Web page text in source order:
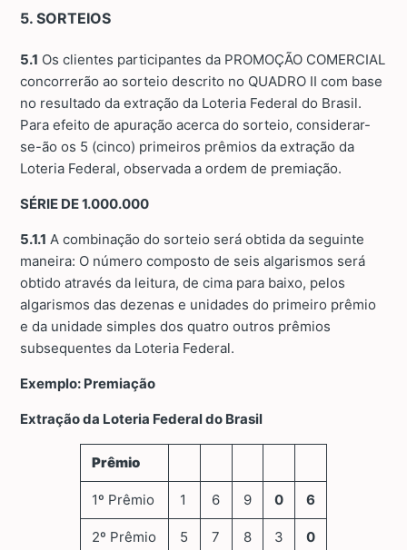
5. SORTEIOS
5.1 Os clientes participantes da PROMOÇÃO COMERCIAL
concorrerão ao sorteio descrito no QUADRO II com base
no resultado da extração da Loteria Federal do Brasil.
Para efeito de apuração acerca do sorteio, considerar-
se-ão os 5 (cinco) primeiros prêmios da extração da
Loteria Federal, observada a ordem de premiação.
SÉRIE DE 1.000.000
5.1.1 A combinação do sorteio será obtida da seguinte
maneira: O número composto de seis algarismos será
obtido através da leitura, de cima para baixo, pelos
algarismos das dezenas e unidades do primeiro prêmio
e da unidade simples dos quatro outros prêmios
subsequentes da Loteria Federal.
Exemplo: Premiação
Extração da Loteria Federal do Brasil
Prêmio
1º Prêmio 1 6 9 0 6
2º Prêmio 5 7 8 3 0